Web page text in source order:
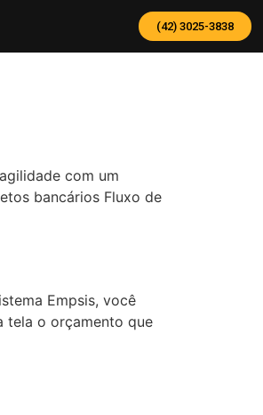
(42) 3025-3838
com um
bancários Fluxo de
Empsis, você
tela o orçamento que